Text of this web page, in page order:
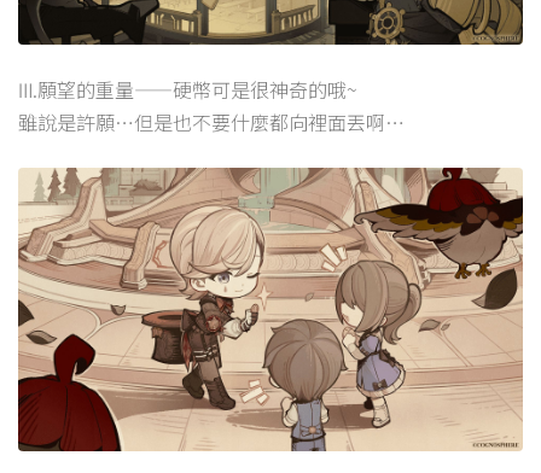
Ⅲ.願望的重量——硬幣可是很神奇的哦~
雖說是許願…但是也不要什麼都向裡面丟啊…